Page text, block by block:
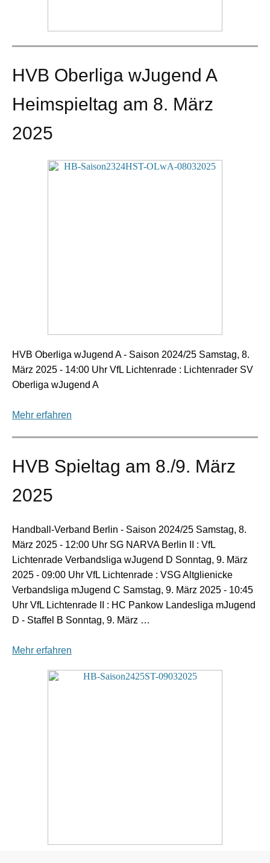
HVB Oberliga wJugend A
Heimspieltag am 8. März
2025
HVB Oberliga wJugend A - Saison 2024/25 Samstag, 8.
März 2025 - 14:00 Uhr VfL Lichtenrade : Lichtenrader SV
Oberliga wJugend A
Mehr erfahren
HVB Spieltag am 8./9. März
2025
Handball-Verband Berlin - Saison 2024/25 Samstag, 8.
März 2025 - 12:00 Uhr SG NARVA Berlin II : VfL
Lichtenrade Verbandsliga wJugend D Sonntag, 9. März
2025 - 09:00 Uhr VfL Lichtenrade : VSG Altglienicke
Verbandsliga mJugend C Samstag, 9. März 2025 - 10:45
Uhr VfL Lichtenrade II : HC Pankow Landesliga mJugend
D - Staffel B Sonntag, 9. März …
Mehr erfahren